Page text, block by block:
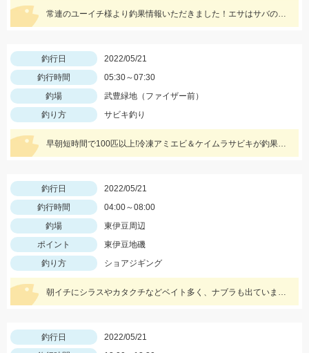
常連のユーイチ様より釣果情報いただきました！エサはサバの切り身とイカタンを使用。
釣行日
2022/05/21
釣行時間
05:30～07:30
釣場
武豊緑地（ファイザー前）
釣り方
サビキ釣り
早朝短時間で100匹以上!冷凍アミエビ＆ケイムラサビキが釣果のポイント!
釣行日
2022/05/21
釣行時間
04:00～08:00
釣場
東伊豆周辺
ポイント
東伊豆地磯
釣り方
ショアジギング
朝イチにシラスやカタクチなどベイト多く、ナブラも出ていましたが当たってきたのはサバでした。
釣行日
2022/05/21